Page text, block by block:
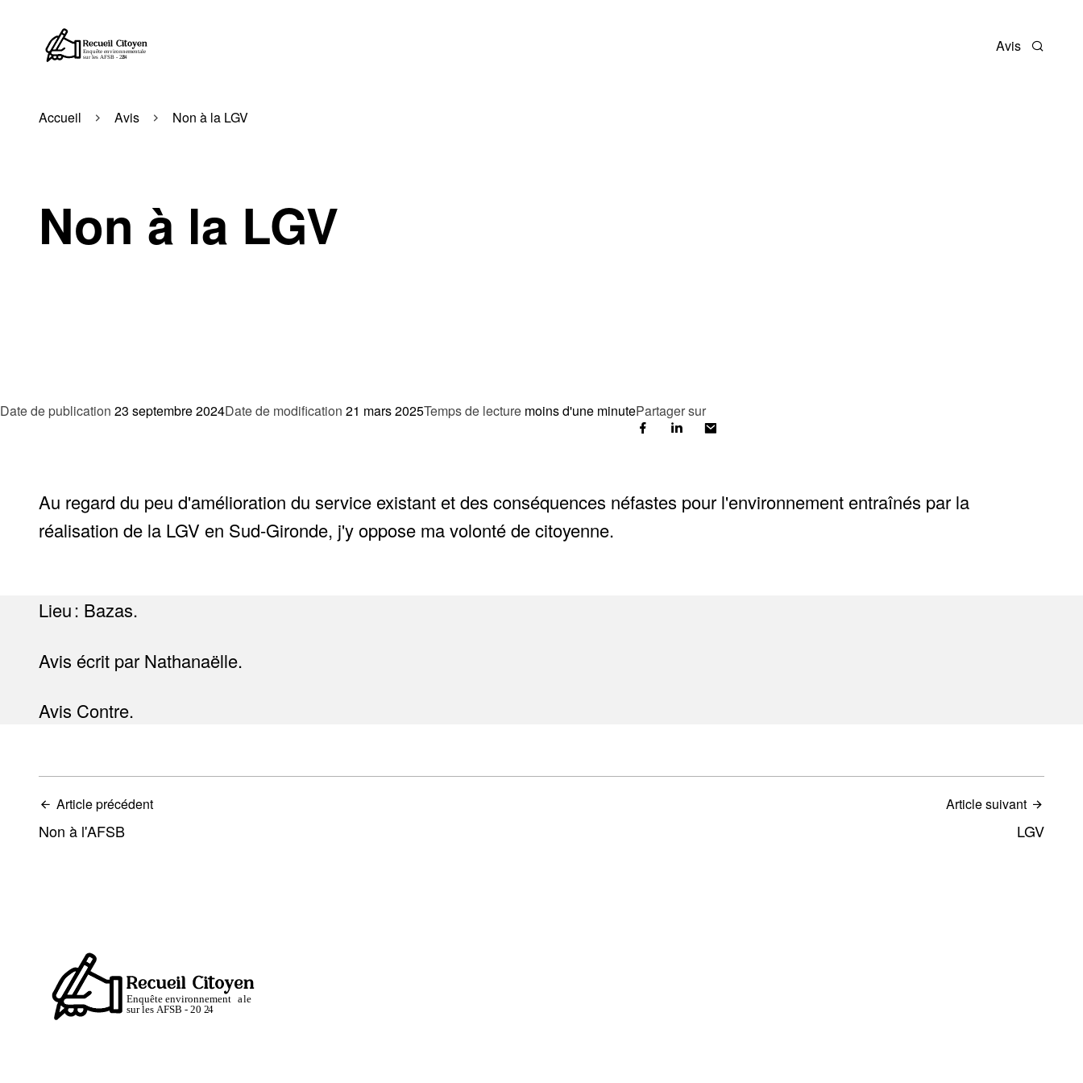
Avis
Accueil Avis Non à la LGV
Non à la LGV
Date de publication 23 septembre 2024Date de modification 21 mars 2025Temps de lecture moins d'une minutePartager sur
Au regard du peu d'amélioration du service existant et des conséquences néfastes pour l'environnement entraînés par la
réalisation de la LGV en Sud-Gironde, j'y oppose ma volonté de citoyenne.
Lieu : Bazas.
Avis écrit par Nathanaëlle.
Avis Contre.
Article précédent
Non à l'AFSB
Article suivant
LGV